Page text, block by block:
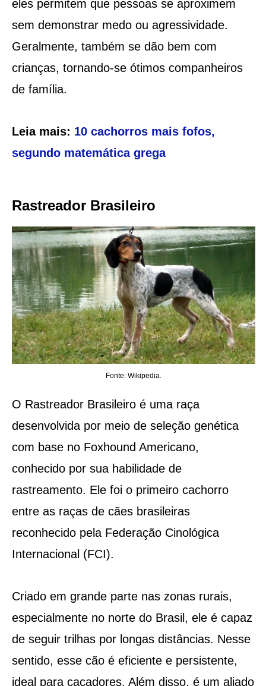
eles permitem que pessoas se aproximem
sem demonstrar medo ou agressividade.
Geralmente, também se dão bem com
crianças, tornando-se ótimos companheiros
de família.
Leia mais: 10 cachorros mais fofos,
segundo matemática grega
Rastreador Brasileiro
Fonte: Wikipedia.
O Rastreador Brasileiro é uma raça
desenvolvida por meio de seleção genética
com base no Foxhound Americano,
conhecido por sua habilidade de
rastreamento. Ele foi o primeiro cachorro
entre as raças de cães brasileiras
reconhecido pela Federação Cinológica
Internacional (FCI).
Criado em grande parte nas zonas rurais,
especialmente no norte do Brasil, ele é capaz
de seguir trilhas por longas distâncias. Nesse
sentido, esse cão é eficiente e persistente,
ideal para caçadores. Além disso, é um aliado